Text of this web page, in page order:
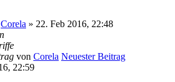
Corela » 22. Feb 2016, 22:48
von Corela Neuester Beitrag
22:59